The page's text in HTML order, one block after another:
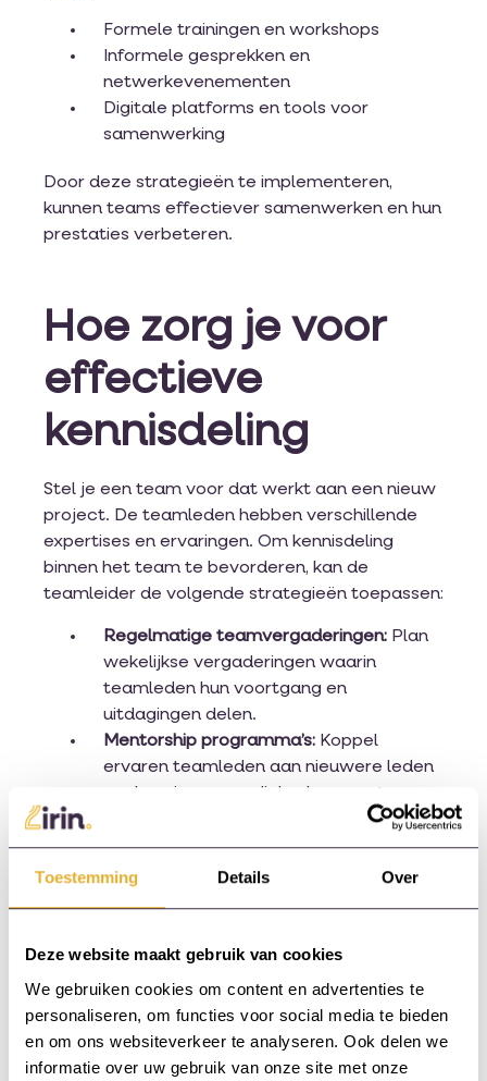
Toestemming Details Over
Deze website maakt gebruik van cookies
We gebruiken cookies om content en advertenties te
personaliseren, om functies voor social media te bieden
en om ons websiteverkeer te analyseren. Ook delen we
informatie over uw gebruik van onze site met onze
Formele trainingen en workshops
Informele gesprekken en
netwerkevenementen
Digitale platforms en tools voor
samenwerking
Door deze strategieën te implementeren,
kunnen teams effectiever samenwerken en hun
prestaties verbeteren.
Hoe zorg je voor
effectieve
kennisdeling
Stel je een team voor dat werkt aan een nieuw
project. De teamleden hebben verschillende
expertises en ervaringen. Om kennisdeling
binnen het team te bevorderen, kan de
teamleider de volgende strategieën toepassen:
Regelmatige teamvergaderingen: Plan
wekelijkse vergaderingen waarin
teamleden hun voortgang en
uitdagingen delen.
Mentorship programma’s: Koppel
ervaren teamleden aan nieuwere leden
om kennis en vaardigheden over te
Gebruik van digitale tools:Implementeer
platforms zoals Slack of Microsoft
team niet alleen zijn kennisbasis uitbreiden,
maar ook de samenwerking en betrokkenheid
verbeteren.